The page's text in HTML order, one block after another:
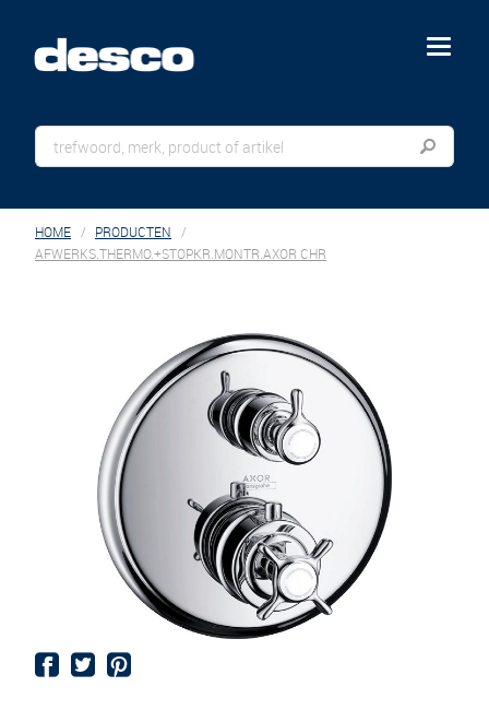
menu
HOME
PRODUCTEN
AFWERKS.THERMO.+STOPKR.MONTR.AXOR CHR